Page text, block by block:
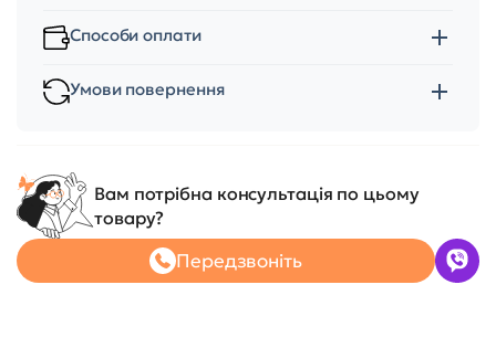
Способи оплати
Умови повернення
Вам потрібна консультація по цьому
товару?
Передзвоніть